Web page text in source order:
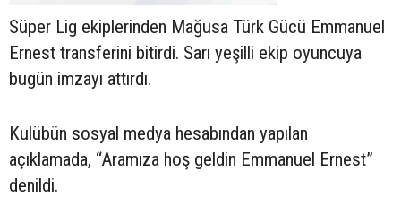
Süper Lig ekiplerinden Mağusa Türk Gücü Emmanuel
Ernest transferini bitirdi. Sarı yeşilli ekip oyuncuya
bugün imzayı attırdı.
Kulübün sosyal medya hesabından yapılan
açıklamada, “Aramıza hoş geldin Emmanuel Ernest”
denildi.